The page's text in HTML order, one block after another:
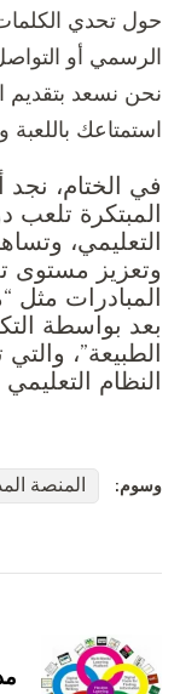
حول تحدي
الرسمي أو
نحن نسعد بتقديم
استمتاعك باللعبة
في الختام، نجد
المبتكرة تلعب
التعليمي،
وتعزيز مستوى
المبادرات مثل
بعد بواسطة
الطبيعة”،
النظام
وسوم: المنصة
بين
التدوينات